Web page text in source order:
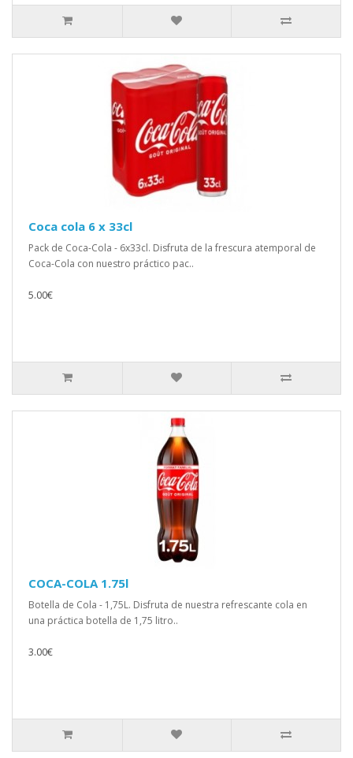
Coca cola 6 x 33cl
Pack de Coca-Cola - 6x33cl. Disfruta de la frescura atemporal de
Coca-Cola con nuestro práctico pac..
5.00€
COCA-COLA 1.75l
Botella de Cola - 1,75L. Disfruta de nuestra refrescante cola en
una práctica botella de 1,75 litro..
3.00€